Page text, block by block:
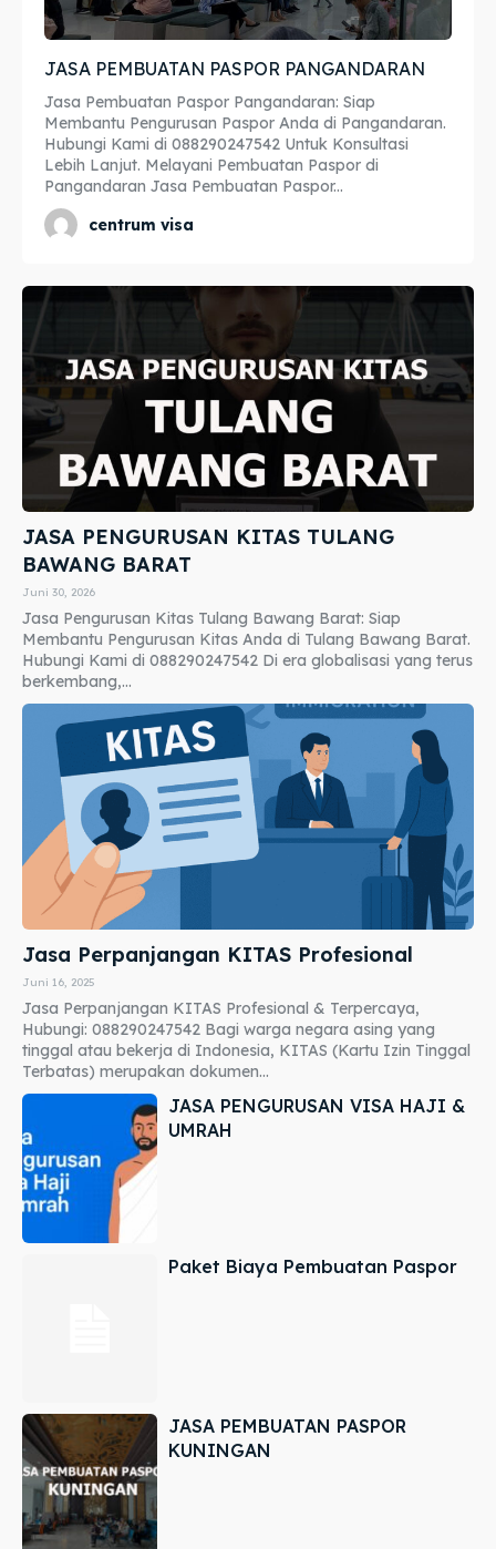
Asuransi
Asuransi
JASA PEMBUATAN PASPOR PANGANDARAN
Jasa Pembuatan Paspor Pangandaran: Siap
Membantu Pengurusan Paspor Anda di Pangandaran.
Hubungi Kami di 088290247542 Untuk Konsultasi
Lebih Lanjut. Melayani Pembuatan Paspor di
Pangandaran Jasa Pembuatan Paspor...
centrum visa
JASA PENGURUSAN KITAS TULANG
BAWANG BARAT
Juni 30, 2026
Jasa Pengurusan Kitas Tulang Bawang Barat: Siap
Membantu Pengurusan Kitas Anda di Tulang Bawang Barat.
Hubungi Kami di 088290247542 Di era globalisasi yang terus
berkembang,...
Jasa Perpanjangan KITAS Profesional
Juni 16, 2025
Jasa Perpanjangan KITAS Profesional & Terpercaya,
Hubungi: 088290247542 Bagi warga negara asing yang
tinggal atau bekerja di Indonesia, KITAS (Kartu Izin Tinggal
Terbatas) merupakan dokumen...
JASA PENGURUSAN VISA HAJI &
UMRAH
Paket Biaya Pembuatan Paspor
JASA PEMBUATAN PASPOR
KUNINGAN